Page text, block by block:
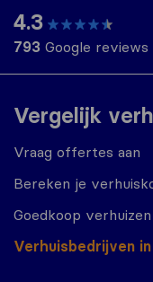
Vergelijk
Vraag offertes aan
Bereken je
Goedkoop verhuizen
Verhuisbedrijven in
4.3
793 Google reviews